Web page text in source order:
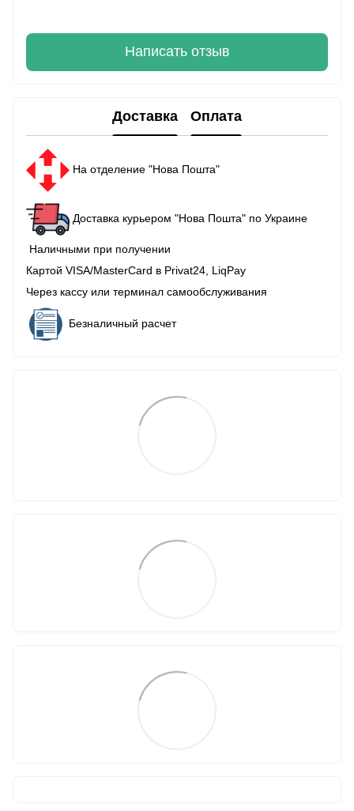
Написать отзыв
Доставка Оплата
На отделение "Нова Пошта"
Доставка курьером "Нова Пошта" по Украине
Наличными при получении
Картой VISA/MasterCard в Рrivat24, LiqPay
Через кассу или терминал самообслуживания
Безналичный расчет